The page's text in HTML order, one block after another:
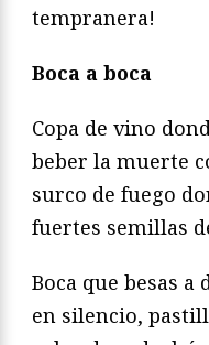
tempranera!
Boca a boca
Copa de vino
beber la muerte
surco de fuego
fuertes semillas
Boca que besas
en silencio,